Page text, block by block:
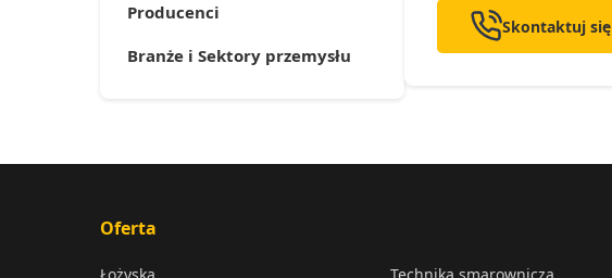
Producenci
Branże i Sektory przemysłu
Skontaktuj się
Oferta